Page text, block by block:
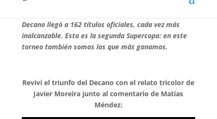
Nacional venció 2 a 0 a Wanderers en el Estadio
Decano llegó a 162 títulos oficiales, cada vez más
inalcanzable. Esta es la segunda Supercopa: en este
torneo también somos los que más ganamos.
Reviví el triunfo del Decano con el relato tricolor de
Javier Moreira junto al comentario de Matías
Méndez: